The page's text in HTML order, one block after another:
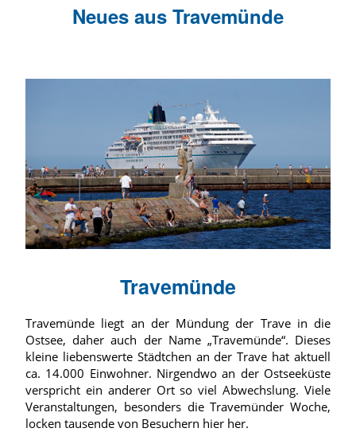
Neues aus Travemünde
Travemünde
Travemünde liegt an der Mündung der Trave in die
Ostsee, daher auch der Name „Travemünde“. Dieses
kleine liebenswerte Städtchen an der Trave hat aktuell
ca. 14.000 Einwohner. Nirgendwo an der Ostseeküste
verspricht ein anderer Ort so viel Abwechslung. Viele
Veranstaltungen, besonders die Travemünder Woche,
locken tausende von Besuchern hier her.